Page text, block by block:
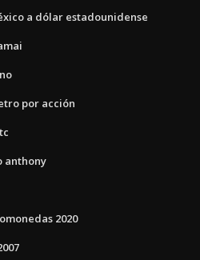
a dólar estadounidense
por acción
anthony
2020